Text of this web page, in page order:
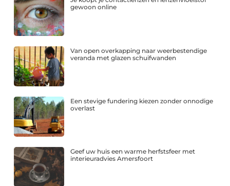
gewoon online
Van open overkapping naar weerbestendige
veranda met glazen schuifwanden
Een stevige fundering kiezen zonder onnodige
overlast
Geef uw huis een warme herfstsfeer met
interieuradvies Amersfoort